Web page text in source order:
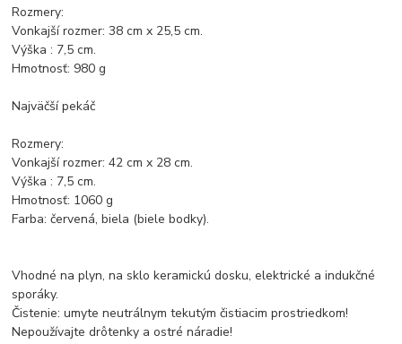
Rozmery:
Vonkajší rozmer: 38 cm x 25,5 cm.
Výška : 7,5 cm.
Hmotnosť: 980 g
Najväčší pekáč
Rozmery:
Vonkajší rozmer: 42 cm x 28 cm.
Výška : 7,5 cm.
Hmotnosť: 1060 g
Farba: červená, biela (biele bodky).
Vhodné na plyn, na sklo keramickú dosku, elektrické a indukčné
sporáky.
Čistenie: umyte neutrálnym tekutým čistiacim prostriedkom!
Nepoužívajte drôtenky a ostré náradie!